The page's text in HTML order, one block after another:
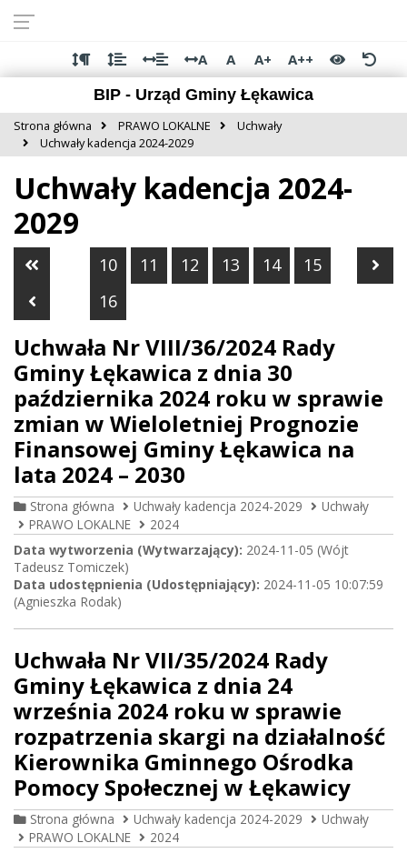
dostępności
głównej
treści
menu
stopki
A A A+
A++
BIP - Urząd Gminy Łękawica
Strona główna PRAWO LOKALNE
Uchwały
Uchwały kadencja 2024-2029
Uchwały kadencja 2024-
2029
Pierwsza strona
Poprzednia strona
10 11 12 13 14
15
16
Uchwała Nr VIII/36/2024 Rady
Gminy Łękawica z dnia 30
października 2024 roku w sprawie
zmian w Wieloletniej Prognozie
Finansowej Gminy Łękawica na
lata 2024 – 2030
Strona główna Uchwały kadencja 2024-2029
Uchwały
PRAWO LOKALNE
2024
Data wytworzenia (Wytwarzający): 2024-11-05 (Wójt
Tadeusz Tomiczek)
Data udostępnienia (Udostępniający): 2024-11-05 10:07:59
(Agnieszka Rodak)
Uchwała Nr VII/35/2024 Rady
Gminy Łękawica z dnia 24
września 2024 roku w sprawie
rozpatrzenia skargi na działalność
Kierownika Gminnego Ośrodka
Pomocy Społecznej w Łękawicy
Strona główna Uchwały kadencja 2024-2029
Uchwały
PRAWO LOKALNE
2024